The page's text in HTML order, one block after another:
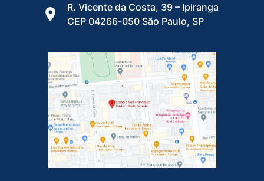
R. Vicente da Costa, 39 – Ipiranga
CEP 04266-050 São Paulo, SP